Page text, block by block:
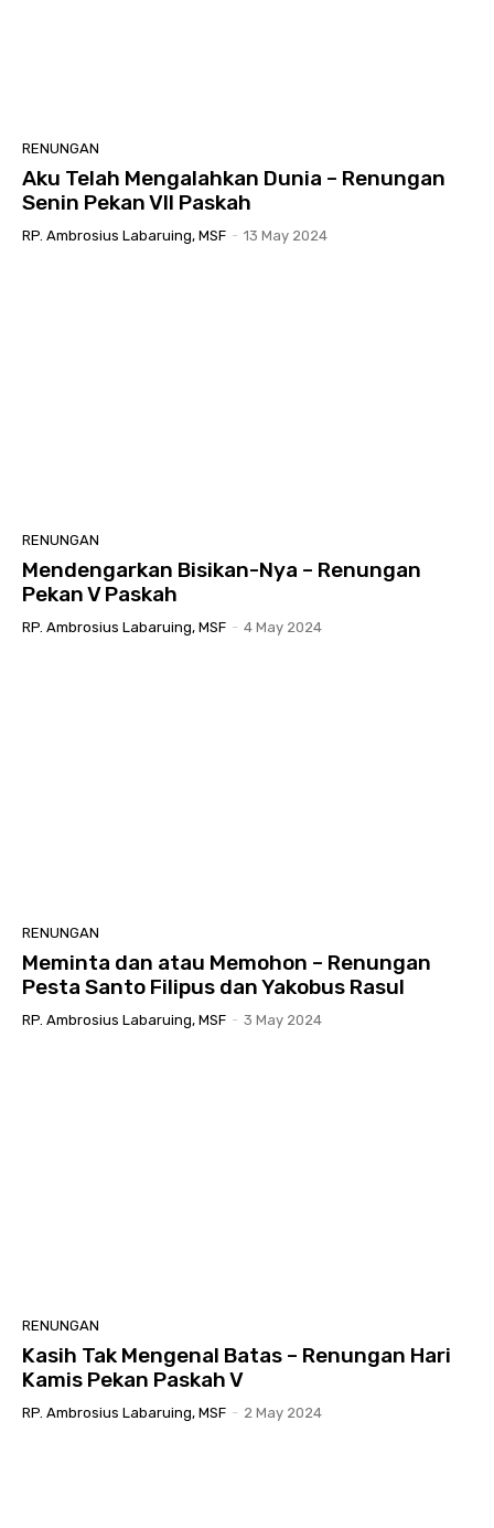
RENUNGAN
Aku Telah Mengalahkan Dunia – Renungan
Senin Pekan VII Paskah
RP. Ambrosius Labaruing, MSF - 13 May 2024
RENUNGAN
Mendengarkan Bisikan-Nya – Renungan
Pekan V Paskah
RP. Ambrosius Labaruing, MSF - 4 May 2024
RENUNGAN
Meminta dan atau Memohon – Renungan
Pesta Santo Filipus dan Yakobus Rasul
RP. Ambrosius Labaruing, MSF - 3 May 2024
RENUNGAN
Kasih Tak Mengenal Batas – Renungan Hari
Kamis Pekan Paskah V
RP. Ambrosius Labaruing, MSF - 2 May 2024